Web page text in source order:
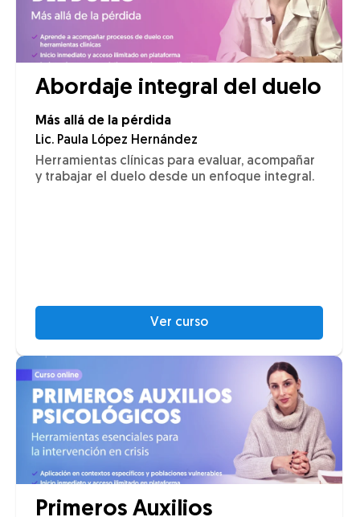
Abordaje integral del duelo
Más allá de la pérdida
Lic. Paula López Hernández
Herramientas clínicas para evaluar, acompañar
y trabajar el duelo desde un enfoque integral.
Ver curso
Primeros Auxilios